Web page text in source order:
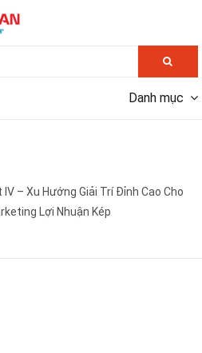
Danh mục
– Xu Hướng Giải Trí Đỉnh Cao Cho
Lợi Nhuận Kép